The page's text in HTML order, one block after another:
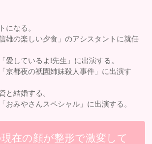
になる。
雄の楽しい夕食」のアシスタントに就任
愛しているよ!先生」に出演する。
京都夜の祇園姉妹殺人事件」に出演す
と結婚する。
おみやさんスペシャル」に出演する。
在の顔が整形で激変して